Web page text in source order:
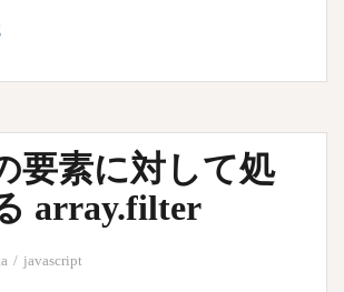
レ
数
あ
る
と
と
preg_match、
便
利
な
要素に対して処
array.filter
javascript